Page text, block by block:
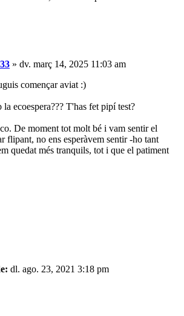
» dv. març 14, 2025 11:03 am
començar aviat :)
ecoespera??? T'has fet pipí test?
De moment tot molt bé i vam sentir el
flipant, no ens esperàvem sentir -ho tant
quedat més tranquils, tot i que el patiment
dl. ago. 23, 2021 3:18 pm